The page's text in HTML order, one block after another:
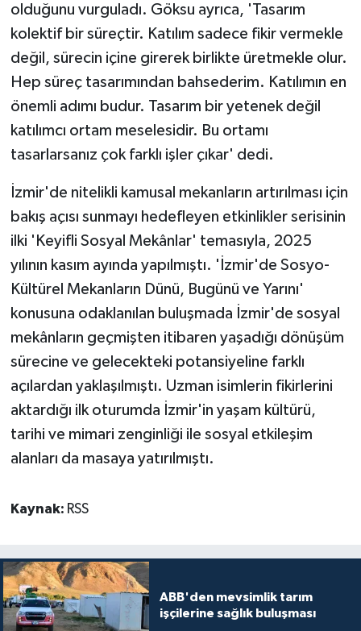
olduğunu vurguladı. Göksu ayrıca, 'Tasarım
kolektif bir süreçtir. Katılım sadece fikir vermekle
değil, sürecin içine girerek birlikte üretmekle olur.
Hep süreç tasarımından bahsederim. Katılımın en
önemli adımı budur. Tasarım bir yetenek değil
katılımcı ortam meselesidir. Bu ortamı
tasarlarsanız çok farklı işler çıkar' dedi.
İzmir'de nitelikli kamusal mekanların artırılması için
bakış açısı sunmayı hedefleyen etkinlikler serisinin
ilki 'Keyifli Sosyal Mekânlar' temasıyla, 2025
yılının kasım ayında yapılmıştı. 'İzmir'de Sosyo-
Kültürel Mekanların Dünü, Bugünü ve Yarını'
konusuna odaklanılan buluşmada İzmir'de sosyal
mekânların geçmişten itibaren yaşadığı dönüşüm
sürecine ve gelecekteki potansiyeline farklı
açılardan yaklaşılmıştı. Uzman isimlerin fikirlerini
aktardığı ilk oturumda İzmir'in yaşam kültürü,
tarihi ve mimari zenginliği ile sosyal etkileşim
alanları da masaya yatırılmıştı.
Kaynak: RSS
ABB'den mevsimlik tarım
işçilerine sağlık buluşması